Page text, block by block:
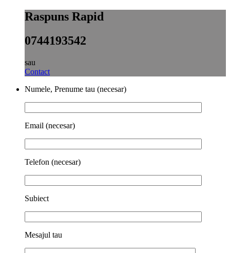
Raspuns Rapid
0744193542
sau
Contact
Numele, Prenume tau (necesar)
Email (necesar)
Telefon (necesar)
Subiect
Mesajul tau